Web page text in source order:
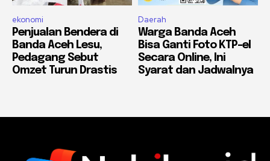
ekonomi
Penjualan Bendera di
Banda Aceh Lesu,
Pedagang Sebut
Omzet Turun Drastis
Daerah
Warga Banda Aceh
Bisa Ganti Foto KTP-el
Secara Online, Ini
Syarat dan Jadwalnya